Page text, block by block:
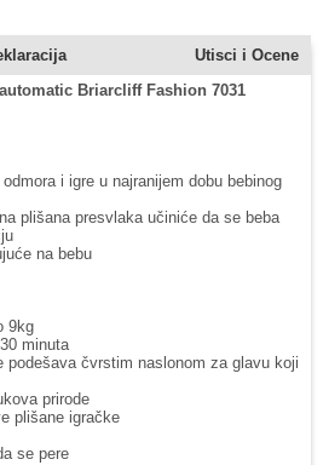
Utisci i Ocene
Briarcliff Fashion 7031
i igre u najranijem dobu bebinog
plišana presvlaka učiniće da se beba
na bebu
9kg
minuta
podešava čvrstim naslonom za glavu koji
prirode
plišane igračke
se pere